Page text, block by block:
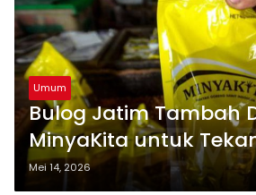
Umum
Bulog Jatim Tambah
MinyaKita untuk
Pasaran
Mei 14, 2026